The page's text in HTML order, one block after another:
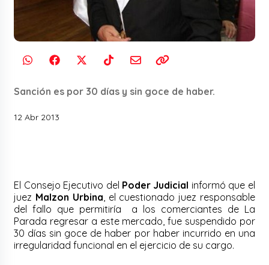
Sanción es por 30 días y sin goce de haber.
12 Abr 2013
El Consejo Ejecutivo del Poder Judicial informó que el
juez Malzon Urbina, el cuestionado juez responsable
del fallo que permitiría a los comerciantes de La
Parada regresar a este mercado, fue suspendido por
30 días sin goce de haber por haber incurrido en una
irregularidad funcional en el ejercicio de su cargo.